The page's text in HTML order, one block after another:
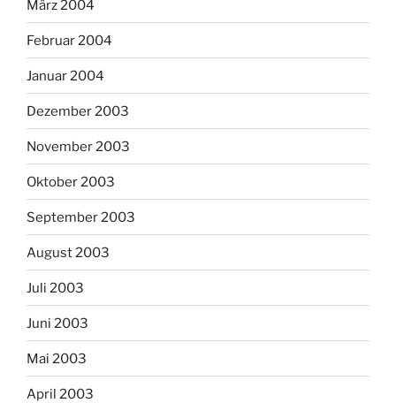
März 2004
Februar 2004
Januar 2004
Dezember 2003
November 2003
Oktober 2003
September 2003
August 2003
Juli 2003
Juni 2003
Mai 2003
April 2003